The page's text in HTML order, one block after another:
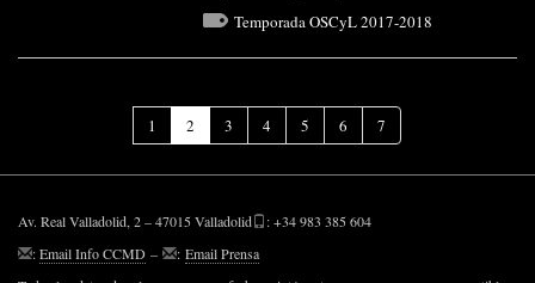
Temporada OSCyL 2017-2018
1 2 (Página
actual)
3 4 5 6 7
Av. Real Valladolid, 2 – 47015 Valladolid
: +34 983 385 604
:Email Info CCMD – : Email Prensa